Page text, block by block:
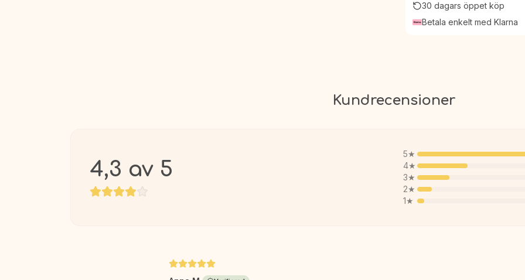
30 dagars öppet köp
Betala enkelt med Klarna
Kundrecensioner
4,3 av 5
5★
4★
3★
2★
1★